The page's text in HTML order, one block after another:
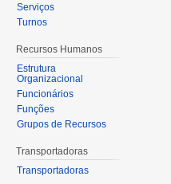
Serviços
Turnos
Recursos Humanos
Estrutura
Organizacional
Funcionários
Funções
Grupos de Recursos
Transportadoras
Transportadoras